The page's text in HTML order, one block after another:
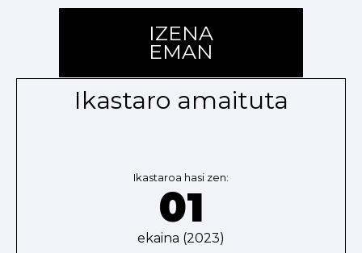
IZENA
EMAN
Ikastaro amaituta
Ikastaroa hasi zen:
01
ekaina (2023)